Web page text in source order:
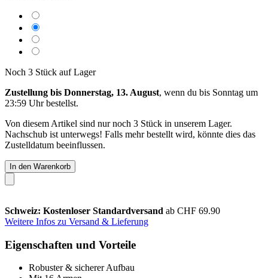
Noch 3 Stück auf Lager
Zustellung bis Donnerstag, 13. August, wenn du bis Sonntag um
23:59 Uhrbestellst.
Von diesem Artikel sind nur noch 3 Stück in unserem Lager.
Nachschub ist unterwegs! Falls mehr bestellt wird, könnte dies das
Zustelldatum beeinflussen.
In den Warenkorb
Schweiz: Kostenloser Standardversand ab CHF 69.90
Weitere Infos zu Versand & Lieferung
Eigenschaften und Vorteile
Robuster & sicherer Aufbau